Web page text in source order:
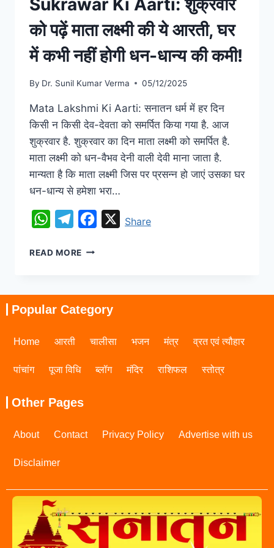
Sukrawar Ki Aarti: शुक्रवार
को पढ़ें माता लक्ष्मी की ये आरती, घर
में कभी नहीं होगी धन-धान्य की कमी!
By Dr. Sunil Kumar Verma 05/12/2025
Mata Lakshmi Ki Aarti: सनातन धर्म में हर दिन
किसी न किसी देव-देवता को समर्पित किया गया है. आज
शुक्रवार है. शुक्रवार का दिन माता लक्ष्मी को समर्पित है.
माता लक्ष्मी को धन-वैभव देनी वाली देवी माना जाता है.
मान्यता है कि माता लक्ष्मी जिस पर प्रसन्न हो जाएं उसका घर
धन-धान्य से हमेशा भरा…
WhatsAppTelegramFacebook
XShare
READ MORE
Popular Category
Home आरती चालीसा भजन मंत्र व्रत एवं त्यौहार
पांचांग पूजा विधि ब्लॉग मंदिर राशिफल स्तोत्र
Other Pages
About Contact Privacy Policy Advertise with us
Disclaimer